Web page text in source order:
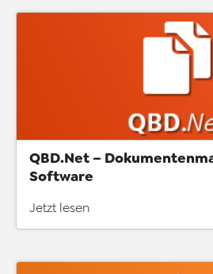
QBD.Net –
Software
Jetzt lesen